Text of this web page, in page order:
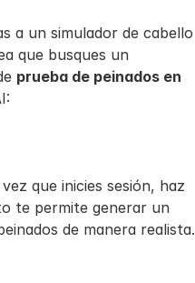
a un simulador de cabello
prueba de peinados en
que inicies sesión, haz
te permite generar un
de manera realista.